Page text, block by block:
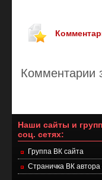
Комментарии
Наши сайты и
соц. сетях:
Группа ВК сайта
Страничка ВК автора